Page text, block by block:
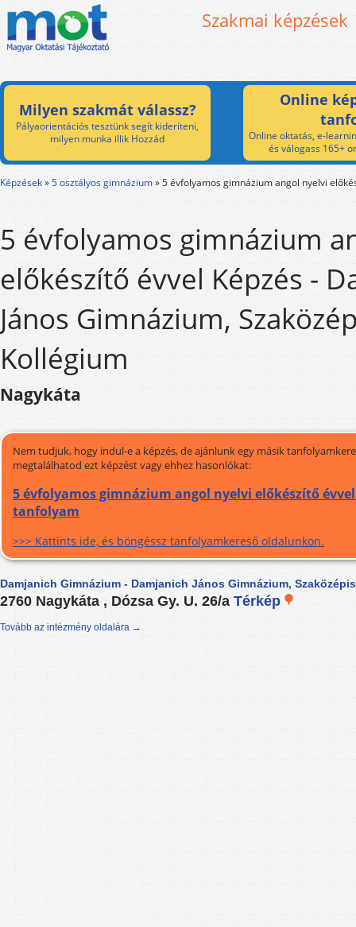
Szakmai képzések
Milyen szakmát válassz?
Pályaorientációs tesztünk segít kideríteni,
milyen munka illik Hozzád
Online
Online oktatás, e-
és válogass 165+
Képzések»5 osztályos gimnázium»5 évfolyamos gimnázium angol nyelvi
5 évfolyamos gimnázium
előkészítő évvel Képzés -
János Gimnázium,
Kollégium
Nagykáta
Nem tudjuk, hogy indul-e a képzés, de ajánlunk egy másik
megtalálhatod ezt képzést vagy ehhez hasonlókat:
5 évfolyamos gimnázium angol nyelvi előkészítő évvel
tanfolyam
>>> Kattints ide, és böngéssz tanfolyamkereső oldalunkon.
Damjanich Gimnázium - Damjanich János Gimnázium,
2760 Nagykáta , Dózsa Gy. U. 26/a Térkép
Tovább az intézmény oldalára →